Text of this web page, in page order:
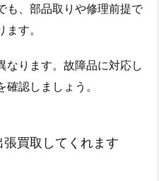
も、部品取りや修理前提で
す。
なります。故障品に対応し
認しましょう。
買取してくれます